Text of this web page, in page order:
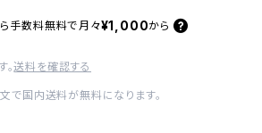
手数料無料で 月々¥1,000から
。送料を確認する
国内送料が無料になります。